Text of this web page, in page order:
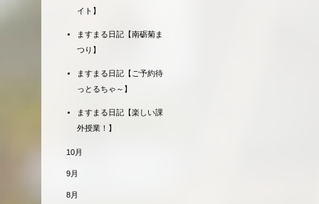
イト】
ますまる日記【南砺菊ま
つり】
ますまる日記【ご予約待
っとるちゃ～】
ますまる日記【楽しい課
外授業！】
10月
9月
8月